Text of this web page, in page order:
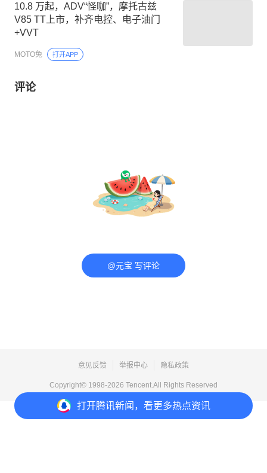
打开腾讯新闻，看更多热点资讯
10.8 万起，ADV“怪咖”，摩托古兹
V85 TT上市，补齐电控、电子油门
+VVT
MOTO兔 打开APP
评论
@元宝 写评论
意见反馈 举报中心 隐私政策
Copyright© 1998-2026 Tencent.All Rights Reserved